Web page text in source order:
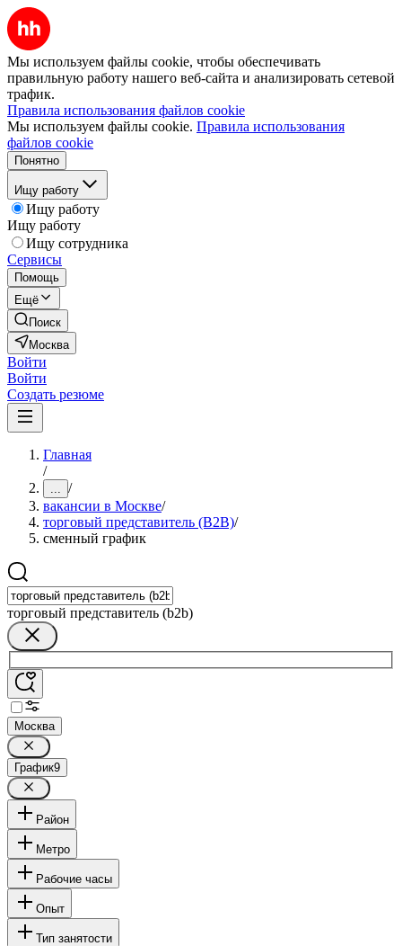
Мы используем файлы cookie, чтобы обеспечивать
правильную работу нашего веб-сайта и анализировать сетевой
трафик.
Правила использования файлов cookie
Мы используем файлы cookie. Правила использования
файлов cookie
Понятно
Ищу работу
Ищу работу
Ищу работу
Ищу сотрудника
Сервисы
Помощь
Ещё
Поиск
Москва
Войти
Войти
Создать резюме
Главная
/
... /
вакансии в Москве/
торговый представитель (B2B)/
сменный график
торговый представитель (b2b)
Москва
График9
Район
Метро
Рабочие часы
Опыт
Тип занятости